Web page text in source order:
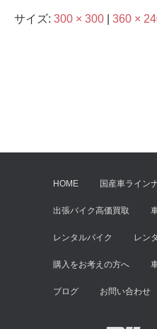
サイズ: 300 × 300 360 ×
HOME 国産車ライン
出張バイク高価買取
レンタルバイク レン
購入をお考えの方へ
ブログ お問い合わせ